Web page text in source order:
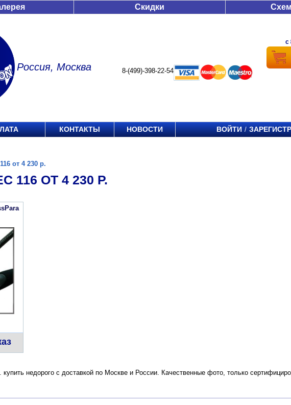
Скидки
Россия, Москва 8-(499)-398-22-54
c
КОНТАКТЫ НОВОСТИ ВОЙТИ /
от 4 230 р.
116 ОТ 4 230 Р.
купить недорого с доставкой по Москве и России. Качественные фото, только